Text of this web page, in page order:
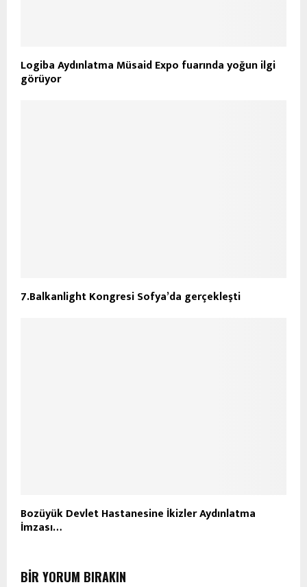
Logiba Aydınlatma Müsaid Expo fuarında yoğun ilgi
görüyor
7.Balkanlight Kongresi Sofya’da gerçekleşti
Bozüyük Devlet Hastanesine İkizler Aydınlatma
İmzası…
BIR YORUM BIRAKIN